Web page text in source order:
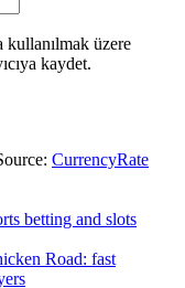
kullanılmak üzere
kaydet.
CurrencyRate
betting and slots
Road: fast